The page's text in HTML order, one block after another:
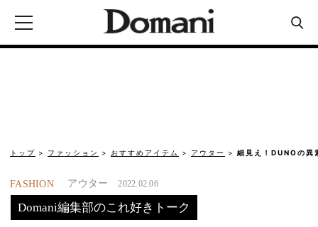
トップ ファッション おすすめアイテム アウター 細見え！DUNOの
FASHION アウター 2022.02.06
Domani編集部のこれ好きトーク